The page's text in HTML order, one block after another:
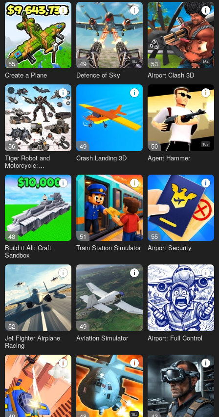
55
Create a Plane
49 18+
Defence of Sky
53 16+
Airport Clash 3D
56
Tiger Robot and
Motorcycle:
49
Crash Landing 3D
50 16+
Agent Hammer
48
Build it All: Craft
Sandbox
51
Train Station Simulator
55
Airport Security
52
Jet Fighter Airplane
Racing
49
Aviation Simulator
Airport: Full Control
16+